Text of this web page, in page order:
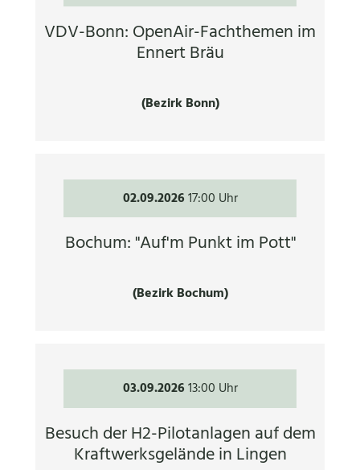
VDV-Bonn: OpenAir-Fachthemen im
Ennert Bräu
(Bezirk Bonn)
02.09.202617:00 Uhr
Bochum: "Auf'm Punkt im Pott"
(Bezirk Bochum)
03.09.202613:00 Uhr
Besuch der H2-Pilotanlagen auf dem
Kraftwerksgelände in Lingen